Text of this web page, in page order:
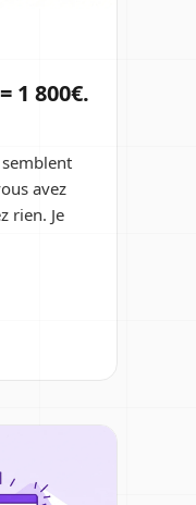
1 800€.
avez
rien. Je